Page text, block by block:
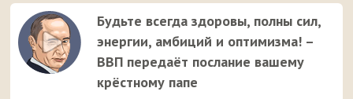
Будьте всегда здоровы, полны сил,
энергии, амбиций и оптимизма! –
ВВП передаёт послание вашему
крёстному папе